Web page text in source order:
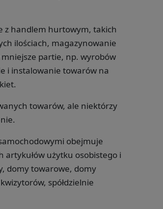
z handlem hurtowym, takich
ilościach, magazynowanie
partie, np. wyrobów
i instalowanie towarów na
towarów, ale niektórzy
obejmuje
artykułów użytku osobistego i
domy towarowe, domy
spółdzielnie